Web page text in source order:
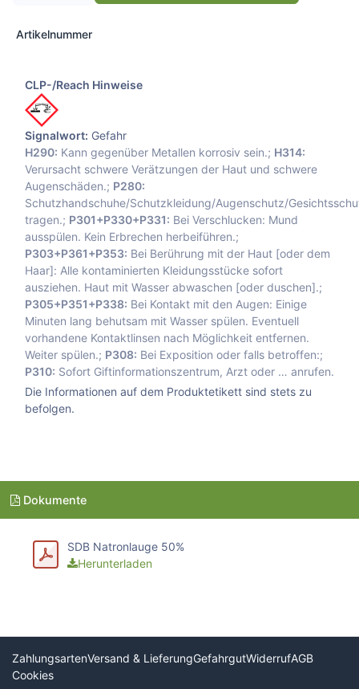
Artikelnummer
CLP-/Reach Hinweise
Signalwort: Gefahr
H290: Kann gegenüber Metallen korrosiv sein.; H314:
Verursacht schwere Verätzungen der Haut und schwere
Augenschäden.; P280:
Schutzhandschuhe/Schutzkleidung/Augenschutz/
tragen.; P301+P330+P331: Bei Verschlucken: Mund
ausspülen. Kein Erbrechen herbeiführen.;
P303+P361+P353: Bei Berührung mit der Haut [oder dem
Haar]: Alle kontaminierten Kleidungsstücke sofort
ausziehen. Haut mit Wasser abwaschen [oder duschen].;
P305+P351+P338: Bei Kontakt mit den Augen: Einige
Minuten lang behutsam mit Wasser spülen. Eventuell
vorhandene Kontaktlinsen nach Möglichkeit entfernen.
Weiter spülen.; P308: Bei Exposition oder falls betroffen:;
P310: Sofort Giftinformationszentrum, Arzt oder … anrufen.
Die Informationen auf dem Produktetikett sind stets zu
befolgen.
Dokumente
SDB Natronlauge 50%
Herunterladen
ZahlungsartenVersand & LieferungGefahrgutWiderrufAGB
Cookies